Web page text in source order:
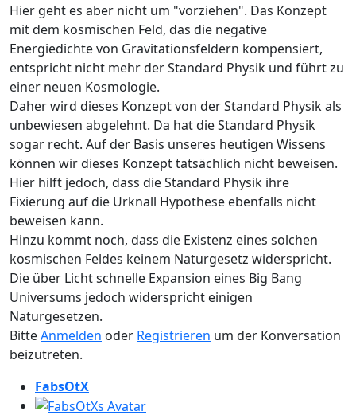
Hier geht es aber nicht um "vorziehen". Das Konzept
mit dem kosmischen Feld, das die negative
Energiedichte von Gravitationsfeldern kompensiert,
entspricht nicht mehr der Standard Physik und führt zu
einer neuen Kosmologie.
Daher wird dieses Konzept von der Standard Physik als
unbewiesen abgelehnt. Da hat die Standard Physik
sogar recht. Auf der Basis unseres heutigen Wissens
können wir dieses Konzept tatsächlich nicht beweisen.
Hier hilft jedoch, dass die Standard Physik ihre
Fixierung auf die Urknall Hypothese ebenfalls nicht
beweisen kann.
Hinzu kommt noch, dass die Existenz eines solchen
kosmischen Feldes keinem Naturgesetz widerspricht.
Die über Licht schnelle Expansion eines Big Bang
Universums jedoch widerspricht einigen
Naturgesetzen.
BitteAnmelden oder Registrieren um der Konversation
beizutreten.
FabsOtX